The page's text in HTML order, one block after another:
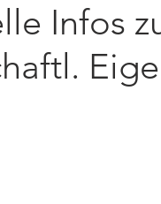
Nachhaltigkeit
Infos